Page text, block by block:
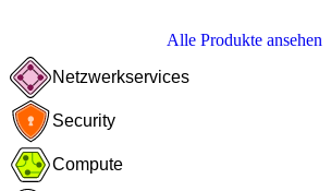
Alle Produkte ansehen
Netzwerkservices
Security
Compute